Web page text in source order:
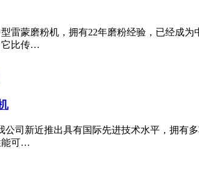
雷蒙磨粉机，拥有22年磨粉经验，已经成
它比传…
公司新近推出具有国际先进技术水平，拥有
能可…